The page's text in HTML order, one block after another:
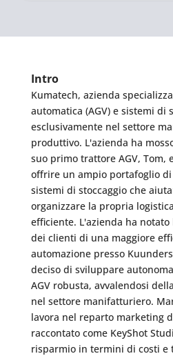
Intro
Kumatech, azienda
automatica (AGV) e sistemi di
esclusivamente nel settore
produttivo. L'azienda ha
suo primo trattore AGV, Tom,
offrire un ampio portafoglio di
sistemi di stoccaggio che
organizzare la propria
efficiente. L'azienda ha notato
dei clienti di una maggiore
automazione presso
deciso di sviluppare
AGV robusta, avvalendosi
nel settore manifatturiero.
lavora nel reparto marketing
raccontato come KeyShot
risparmio in termini di costi e